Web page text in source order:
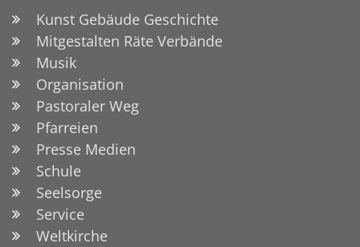
Kunst Gebäude Geschichte
Mitgestalten Räte Verbände
Musik
Organisation
Pastoraler Weg
Pfarreien
Presse Medien
Schule
Seelsorge
Service
Weltkirche